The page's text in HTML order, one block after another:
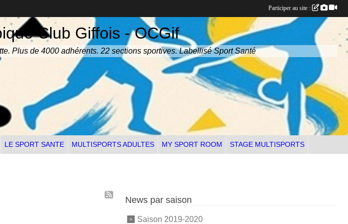
Club Giffois - OCGif
Plus de 4000 adhérents. 22 sections sportives. Labellisé Sport Santé
LE SPORT SANTE MULTISPORTS ADULTES MY SPORT ROOM STAGE MULTISPORTS
News par saison
Saison 2019-2020
Participer au site :